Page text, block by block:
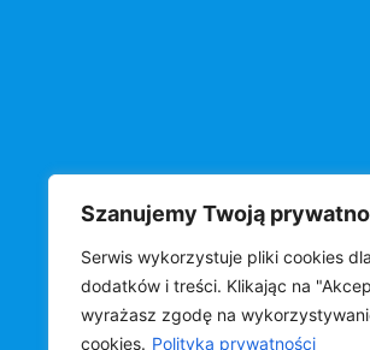
Szanujemy Twoją
Serwis wykorzystuje pliki cookies
dodatków i treści. Klikając na
wyrażasz zgodę na
cookies. Polityka prywatności
©OPTIMA s.c.